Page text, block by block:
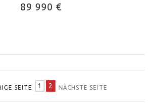
89 990 €
SEITE 1 2 NÄCHSTE SEITE